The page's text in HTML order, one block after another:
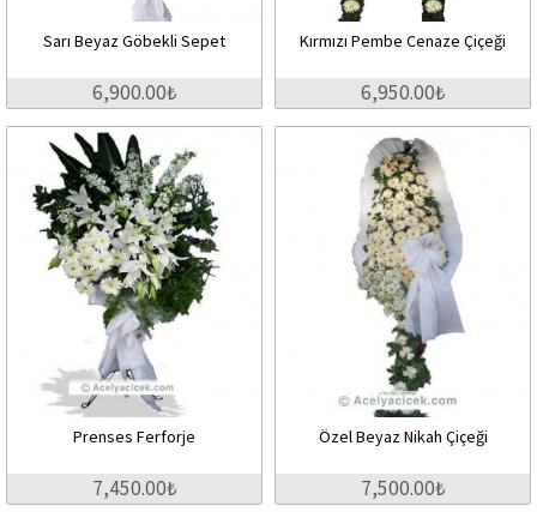
Sarı Beyaz Göbekli Sepet
6,900.00₺
Kırmızı Pembe Cenaze Çiçeği
6,950.00₺
Prenses Ferforje
7,450.00₺
Özel Beyaz Nikah Çiçeği
7,500.00₺